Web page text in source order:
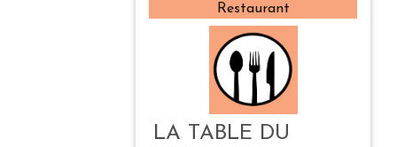
Restaurant
LA TABLE DU